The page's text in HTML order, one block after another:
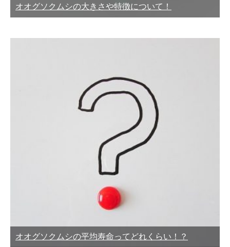
オオグソクムシの大きさや特徴について！
オオグソクムシの平均寿命ってどれくらい！？